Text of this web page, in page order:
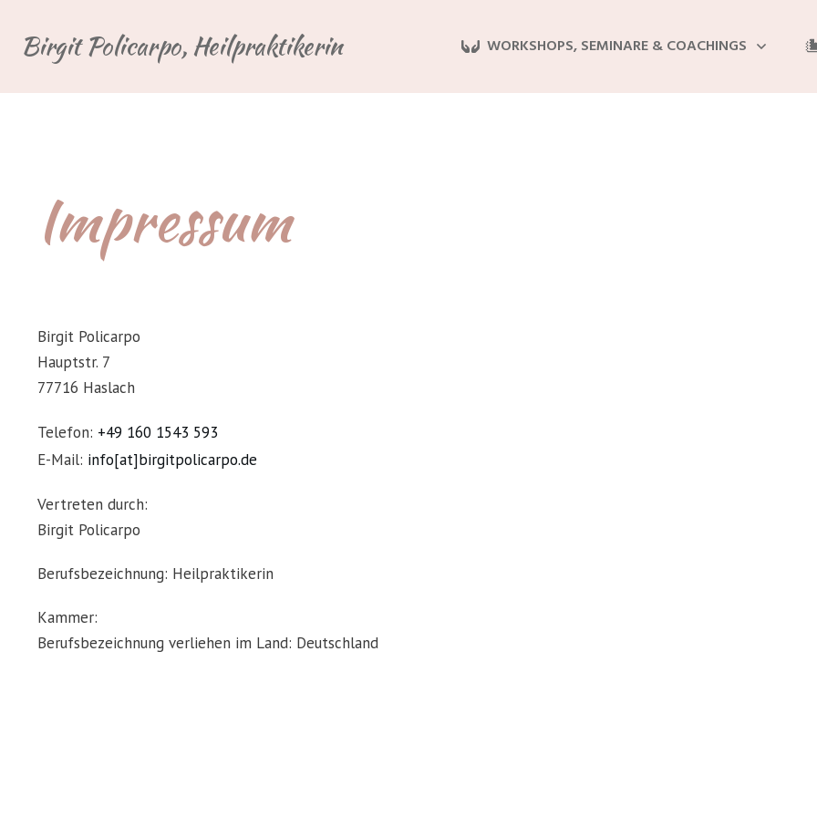
Birgit Policarpo, Heilpraktikerin WORKSHOPS, SEMINARE & COACHINGS
Impressum
Birgit Policarpo
Hauptstr. 7
77716 Haslach
Telefon: +49 160 1543 593
E-Mail: info[at]birgitpolicarpo.de
Vertreten durch:
Birgit Policarpo
Berufsbezeichnung: Heilpraktikerin
Kammer:
Berufsbezeichnung verliehen im Land: Deutschland